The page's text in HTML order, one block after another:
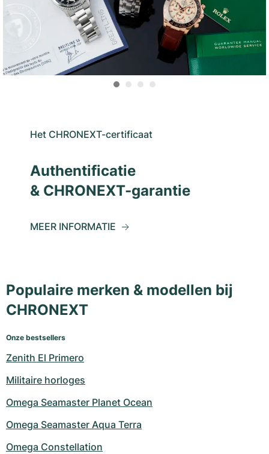
Het CHRONEXT-certificaat
Authentificatie
& CHRONEXT-garantie
MEER INFORMATIE
Populaire merken & modellen bij
CHRONEXT
Onze bestsellers
Zenith El Primero
Militaire horloges
Omega Seamaster Planet Ocean
Omega Seamaster Aqua Terra
Omega Constellation